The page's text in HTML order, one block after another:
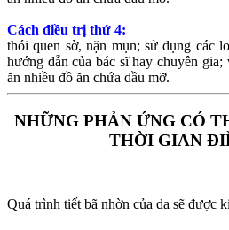
Cách điều trị thứ 4:
thói quen sờ, nặn mụn; sử dụng các
hướng dẫn của bác sĩ hay chuyên gia;
ăn nhiều đồ ăn chứa dầu mỡ.
NHỮNG PHẢN ỨNG CÓ
THỜI GIAN
Quá trình tiết bã nhờn của da sẽ được